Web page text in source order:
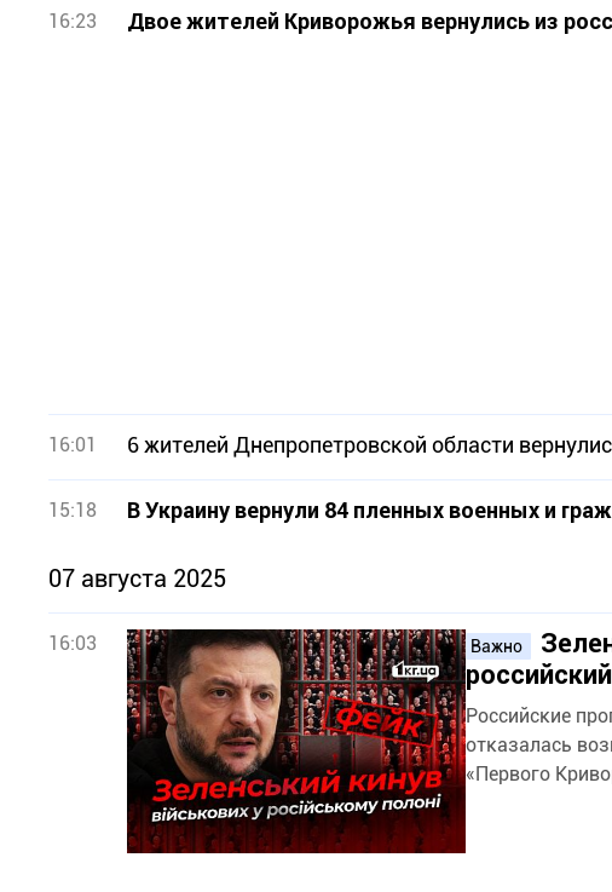
16:23 Двое жителей Криворожья вернулись из
16:01 6 жителей Днепропетровской области
15:18 В Украину вернули 84 пленных военных и
07 августа 2025
16:03 Важно
Российские
отказалась
«Первого